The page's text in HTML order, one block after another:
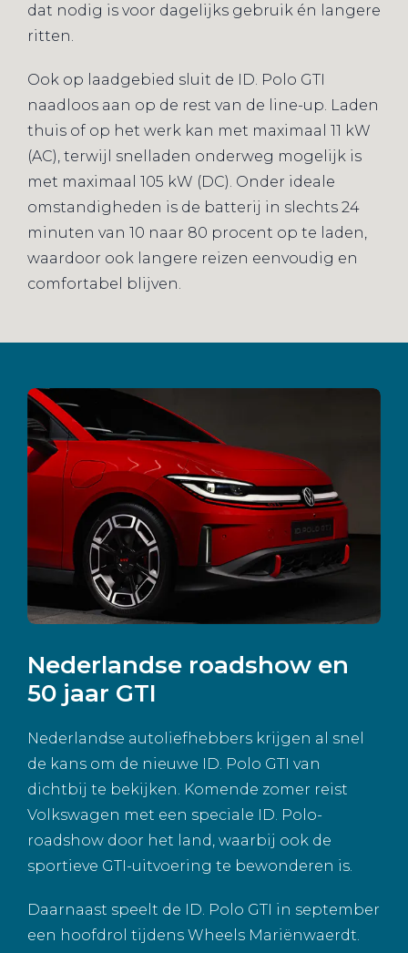
dat nodig is voor dagelijks gebruik én langere
ritten.
Ook op laadgebied sluit de ID. Polo GTI
naadloos aan op de rest van de line-up. Laden
thuis of op het werk kan met maximaal 11 kW
(AC), terwijl snelladen onderweg mogelijk is
met maximaal 105 kW (DC). Onder ideale
omstandigheden is de batterij in slechts 24
minuten van 10 naar 80 procent op te laden,
waardoor ook langere reizen eenvoudig en
comfortabel blijven.
Nederlandse roadshow en
50 jaar GTI
Nederlandse autoliefhebbers krijgen al snel
de kans om de nieuwe ID. Polo GTI van
dichtbij te bekijken. Komende zomer reist
Volkswagen met een speciale ID. Polo-
roadshow door het land, waarbij ook de
sportieve GTI-uitvoering te bewonderen is.
Daarnaast speelt de ID. Polo GTI in september
een hoofdrol tijdens Wheels Mariënwaerdt.